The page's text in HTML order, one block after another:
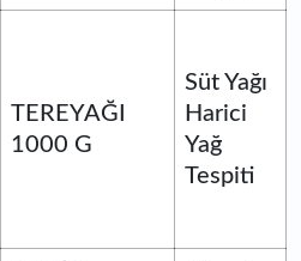
TEREYAĞI
1000 G
Süt Yağı
Harici
Yağ
Tespiti